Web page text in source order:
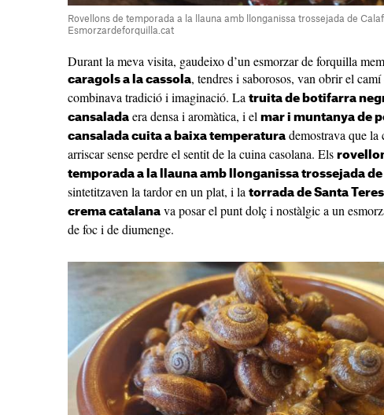
Rovellons de temporada a la llauna amb llonganissa trossejada de
Esmorzardeforquilla.cat
Durant la meva visita, gaudeixo d’un esmorzar de forquilla
caragols a la cassola, tendres i saborosos, van obrir el camí
combinava tradició i imaginació. La truita de botifarra
cansalada era densa i aromàtica, i el mar i muntanya de
cansalada cuita a baixa temperatura demostrava que la
arriscar sense perdre el sentit de la cuina casolana. Els
temporada a la llauna amb llonganissa trossejada de
sintetitzaven la tardor en un plat, i la torrada de Santa
crema catalana va posar el punt dolç i nostàlgic a un
de foc i de diumenge.